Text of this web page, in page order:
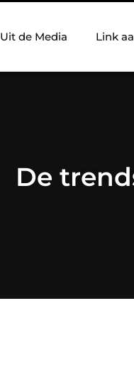
Uit de Media Link
De